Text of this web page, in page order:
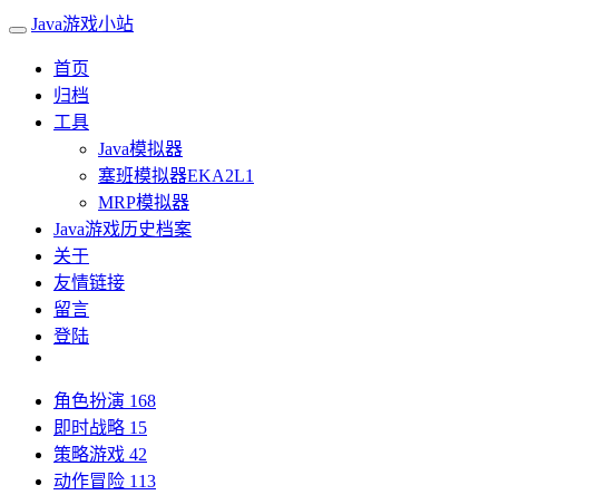
Java游戏小站
首页
归档
工具
Java模拟器
塞班模拟器EKA2L1
MRP模拟器
Java游戏历史档案
关于
友情链接
留言
登陆
角色扮演 168
即时战略 15
策略游戏 42
动作冒险 113